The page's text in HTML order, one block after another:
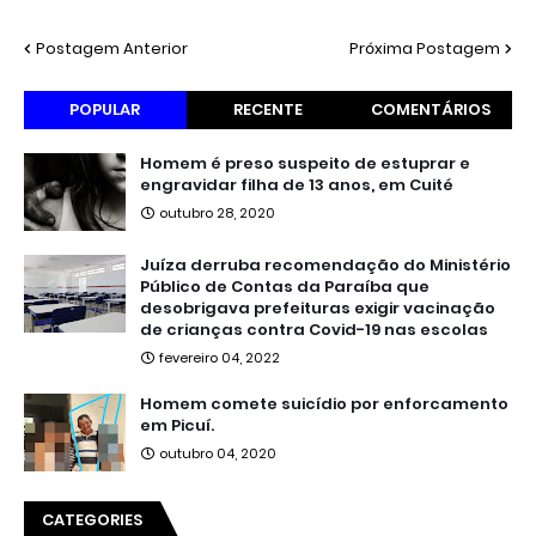
Postagem Anterior Próxima Postagem
POPULAR RECENTE COMENTÁRIOS
Homem é preso suspeito de estuprar e
engravidar filha de 13 anos, em Cuité
outubro 28, 2020
Juíza derruba recomendação do Ministério
Público de Contas da Paraíba que
desobrigava prefeituras exigir vacinação
de crianças contra Covid-19 nas escolas
fevereiro 04, 2022
Homem comete suicídio por enforcamento
em Picuí.
outubro 04, 2020
CATEGORIES